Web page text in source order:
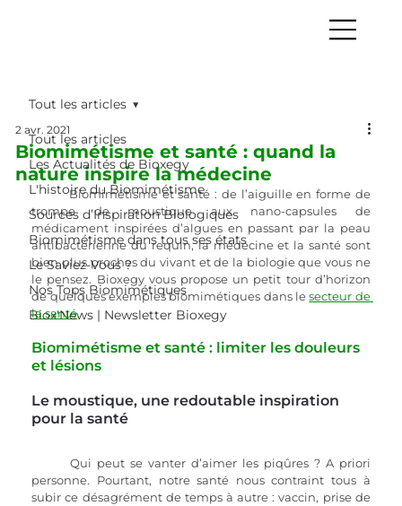
Tout les articles
Les Actualités de Bioxegy
L'histoire du Biomimétisme
Sources d’Inspiration Biologiques
Biomimétisme dans tous ses états
Le Saviez-Vous ?
Nos Tops Biomimétiques
Biox'News | Newsletter Bioxegy
Tout les articles
Biomimétisme et santé : quand la
nature inspire la médecine
2 avr. 2021
Biomimétisme et santé : de l’aiguille en forme de
trompe de moustique aux nano-capsules de
médicament inspirées d’algues en passant par la peau
antibactérienne du requin, la médecine et la santé sont
bien plus proches du vivant et de la biologie que vous ne
le pensez. Bioxegy vous propose un petit tour d’horizon
de quelques exemples biomimétiques dans le secteur de
la santé.
Biomimétisme et santé : limiter les douleurs
et lésions
Le moustique, une redoutable inspiration
pour la santé
Qui peut se vanter d’aimer les piqûres ? A priori
personne. Pourtant, notre santé nous contraint tous à
subir ce désagrément de temps à autre : vaccin, prise de